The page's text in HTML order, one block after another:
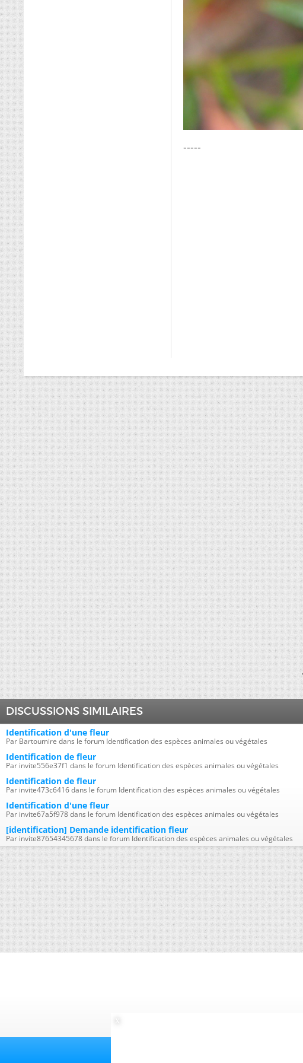
-----
DISCUSSIONS SIMILAIRES
Identification d'une fleur
Par Bartoumire dans le forum Identification des espèces animales ou végétales
Identification de fleur
Par invite556e37f1 dans le forum Identification des espèces animales ou végétales
Identification de fleur
Par invite473c6416 dans le forum Identification des espèces animales ou végétales
Identification d'une fleur
Par invite67a5f978 dans le forum Identification des espèces animales ou végétales
[identification] Demande identification fleur
Par invite87654345678 dans le forum Identification des espèces animales ou végétales